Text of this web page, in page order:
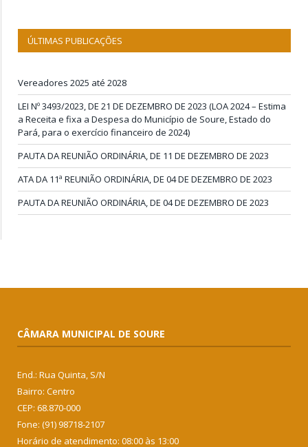
ÚLTIMAS PUBLICAÇÕES
Vereadores 2025 até 2028
LEI Nº 3493/2023, DE 21 DE DEZEMBRO DE 2023 (LOA 2024 – Estima
a Receita e fixa a Despesa do Município de Soure, Estado do
Pará, para o exercício financeiro de 2024)
PAUTA DA REUNIÃO ORDINÁRIA, DE 11 DE DEZEMBRO DE 2023
ATA DA 11ª REUNIÃO ORDINÁRIA, DE 04 DE DEZEMBRO DE 2023
PAUTA DA REUNIÃO ORDINÁRIA, DE 04 DE DEZEMBRO DE 2023
CÂMARA MUNICIPAL DE SOURE
End.: Rua Quinta, S/N
Bairro: Centro
CEP: 68.870-000
Fone: (91) 98718-2107
Horário de atendimento: 08:00 às 13:00